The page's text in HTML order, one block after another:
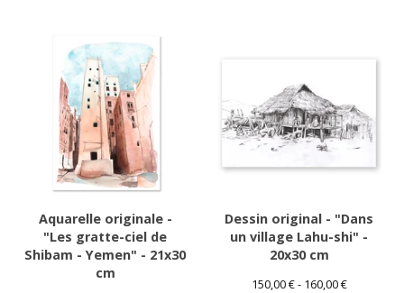
Aquarelle originale -
"Les gratte-ciel de
Shibam - Yemen" - 21x30
cm
Dessin original - "Dans
un village Lahu-shi" -
20x30 cm
150,00€- 160,00€